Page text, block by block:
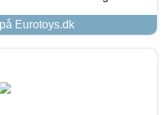
Eurotoys.dk